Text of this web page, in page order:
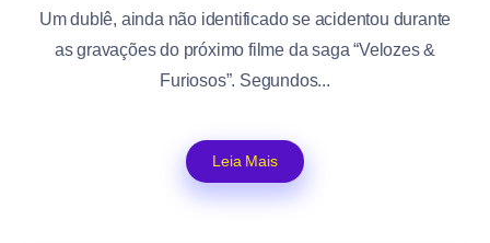
Um dublê, ainda não identificado se acidentou durante
as gravações do próximo filme da saga “Velozes &
Furiosos”. Segundos...
Leia Mais